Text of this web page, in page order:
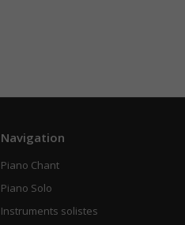
Navigation
Piano Chant
Piano Solo
Instruments solistes